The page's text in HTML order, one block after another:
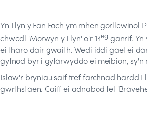
Yn Llyn y Fan Fach ym mhen
chwedl 'Morwyn y Llyn' o'r 14eg ganrif.
ei tharo dair gwaith. Wedi iddi gael ei
gyfnod byr i gyfarwyddo ei meibion,
Islaw'r bryniau saif tref farchnad hardd
gwrthstaen. Caiff ei adnabod fel